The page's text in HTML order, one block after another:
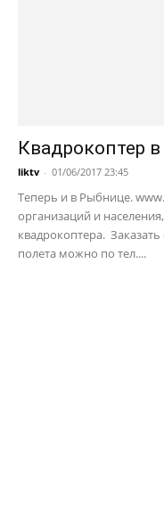
Квадрокоптер
liktv - 01/06/2017 23:45
Теперь и в Рыбнице.
организаций и
квадрокоптера.
полета можно по тел....